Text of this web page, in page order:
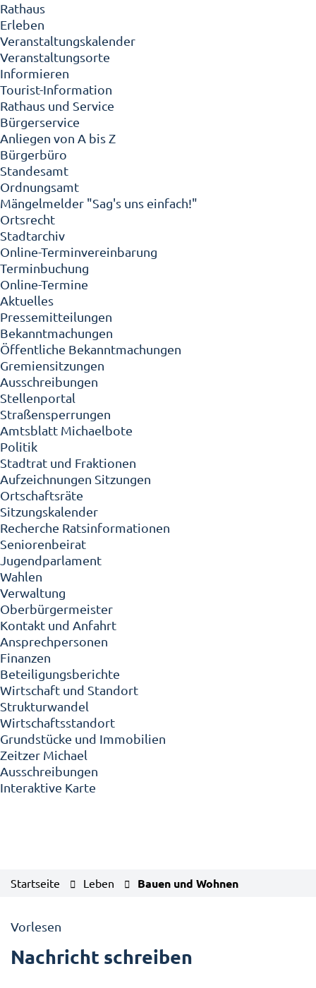
Rathaus
Erleben
Veranstaltungskalender
Veranstaltungsorte
Informieren
Tourist-Information
Rathaus und Service
Bürgerservice
Anliegen von A bis Z
Bürgerbüro
Standesamt
Ordnungsamt
Mängelmelder "Sag's uns einfach!"
Ortsrecht
Stadtarchiv
Online-Terminvereinbarung
Terminbuchung
Online-Termine
Aktuelles
Pressemitteilungen
Bekanntmachungen
Öffentliche Bekanntmachungen
Gremiensitzungen
Ausschreibungen
Stellenportal
Straßensperrungen
Amtsblatt Michaelbote
Politik
Stadtrat und Fraktionen
Aufzeichnungen Sitzungen
Ortschaftsräte
Sitzungskalender
Recherche Ratsinformationen
Seniorenbeirat
Jugendparlament
Wahlen
Verwaltung
Oberbürgermeister
Kontakt und Anfahrt
Ansprechpersonen
Finanzen
Beteiligungsberichte
Wirtschaft und Standort
Strukturwandel
Wirtschaftsstandort
Grundstücke und Immobilien
Zeitzer Michael
Ausschreibungen
Interaktive Karte
Startseite Leben Bauen und Wohnen
Vorlesen
Nachricht schreiben